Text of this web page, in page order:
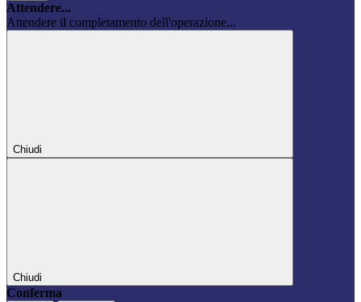
Attendere...
Attendere il completamento dell'operazione...
Chiudi
Chiudi
Conferma